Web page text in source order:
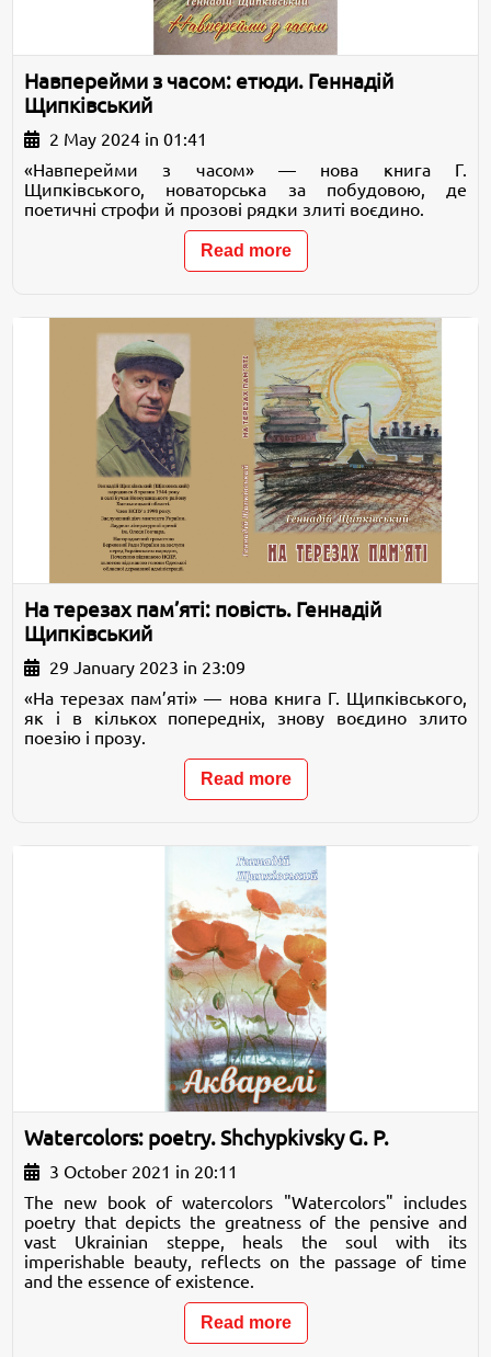
Навперейми з часом: етюди. Геннадій
Щипківський
2 May 2024 in 01:41
«Навперейми з часом» — нова книга Г.
Щипківського, новаторська за побудовою, де
поетичні строфи й прозові рядки злиті воєдино.
Read more
На терезах пам’яті: повість. Геннадій
Щипківський
29 January 2023 in 23:09
«На терезах пам’яті» — нова книга Г. Щипківського,
як і в кількох попередніх, знову воєдино злито
поезію і прозу.
Read more
Watercolors: poetry. Shchypkivsky G. P.
3 October 2021 in 20:11
The new book of watercolors "Watercolors" includes
poetry that depicts the greatness of the pensive and
vast Ukrainian steppe, heals the soul with its
imperishable beauty, reflects on the passage of time
and the essence of existence.
Read more